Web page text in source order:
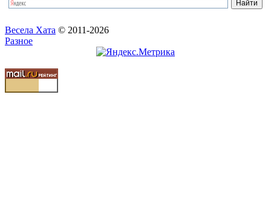
Весела Хата © 2011-2026
Разное